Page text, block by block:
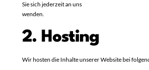
Sie sich jederzeit an uns
wenden.
2. Hosting
Wir hosten die Inhalte unserer Website bei